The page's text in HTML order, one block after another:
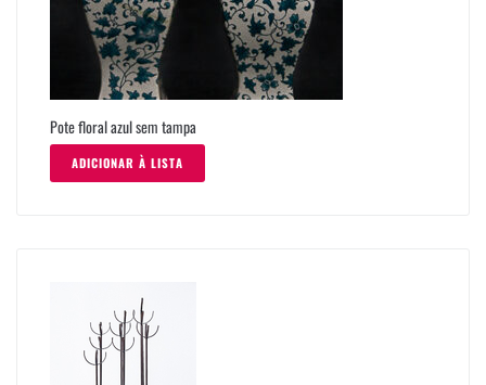
Pote floral azul sem tampa
ADICIONAR À LISTA